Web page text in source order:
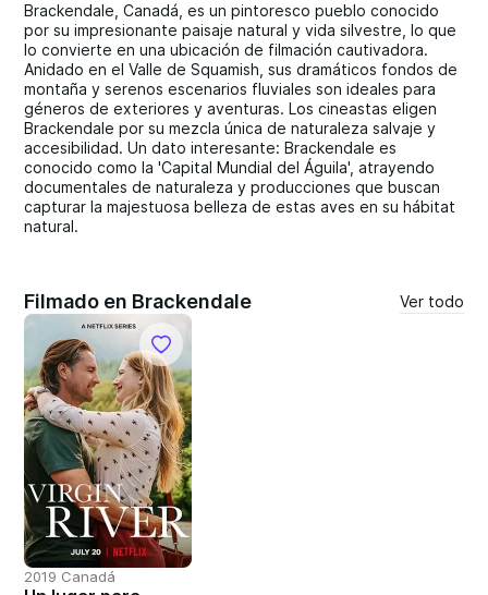
Brackendale, Canadá, es un pintoresco pueblo conocido
por su impresionante paisaje natural y vida silvestre, lo que
lo convierte en una ubicación de filmación cautivadora.
Anidado en el Valle de Squamish, sus dramáticos fondos de
montaña y serenos escenarios fluviales son ideales para
géneros de exteriores y aventuras. Los cineastas eligen
Brackendale por su mezcla única de naturaleza salvaje y
accesibilidad. Un dato interesante: Brackendale es
conocido como la 'Capital Mundial del Águila', atrayendo
documentales de naturaleza y producciones que buscan
capturar la majestuosa belleza de estas aves en su hábitat
natural.
Filmado en Brackendale Ver todo
2019 Canadá